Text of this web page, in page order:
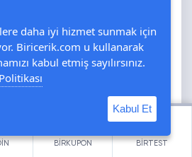
BİRKUPON BİRTEST
motive ettiniz. Sizi çok
yıllar öğretmenim.
Mesajları
sözleri
için en güzel sözler:
günün kutlu olsun
daha iyi hizmet sunmak için
Biricerik.com u kullanarak
kabul etmiş sayılırsınız.
Kabul Et